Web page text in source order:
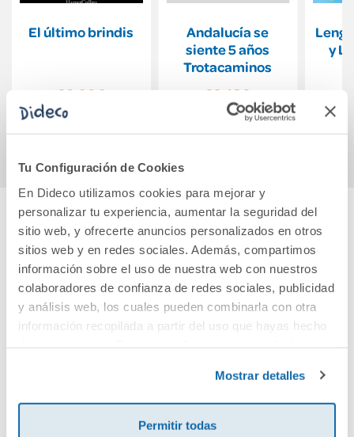
Tu Configuración de Cookies
En Dideco utilizamos cookies para mejorar y
personalizar tu experiencia, aumentar la seguridad del
sitio web, y ofrecerte anuncios personalizados en otros
sitios web y en redes sociales. Además, compartimos
información sobre el uso de nuestra web con nuestros
colaboradores de confianza de redes sociales, publicidad
y análisis web, los cuales pueden combinarla con otra
información recopilada a partir del uso que hayas hecho
Mostrar detalles
Permitir todas
El último brindis
20,90€
Andalucía se
siente 5 años
Trotacaminos
22,43€
Comprar
y
Cuéntanos tu opinión
¡Sé el primero en valorar este producto!